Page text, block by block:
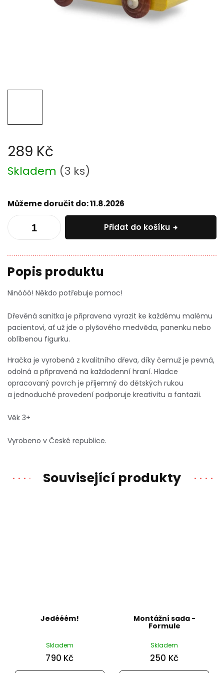
289 Kč
Měrná
cena:
Skladem (3 ks)
Můžeme doručit do:11.8.2026
Přidat do košíku
Ninóóó! Někdo potřebuje pomoc!
Dřevěná sanitka je připravena vyrazit ke každému malému
pacientovi, ať už jde o plyšového medvěda, panenku nebo
oblíbenou figurku.
Hračka je vyrobená z kvalitního dřeva, díky čemuž je pevná,
odolná a připravená na každodenní hraní. Hladce
opracovaný povrch je příjemný do dětských rukou
a jednoduché provedení podporuje kreativitu a fantazii.
Věk 3+
Vyrobeno v České republice.
Související produkty
Jedééém!
Skladem
790 Kč
Montážní sada -
Formule
Skladem
250 Kč